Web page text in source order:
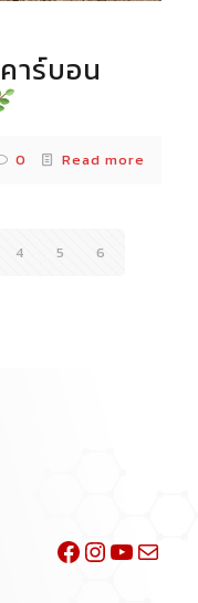
าร์บอน
0 Read more
4 5 6
Facebook
Mail